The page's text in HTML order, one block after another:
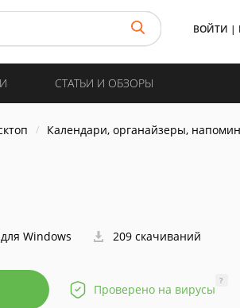
ВОЙТИ |
СТАТЬИ И ОБЗОРЫ
Календари, органайзеры,
Windows 209 скачиваний
Проверено на вирусы
?